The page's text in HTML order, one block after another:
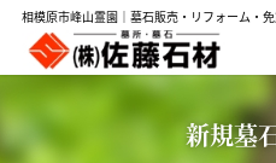
相模原市峰山霊園｜墓石販売・リフォーム・
新規墓